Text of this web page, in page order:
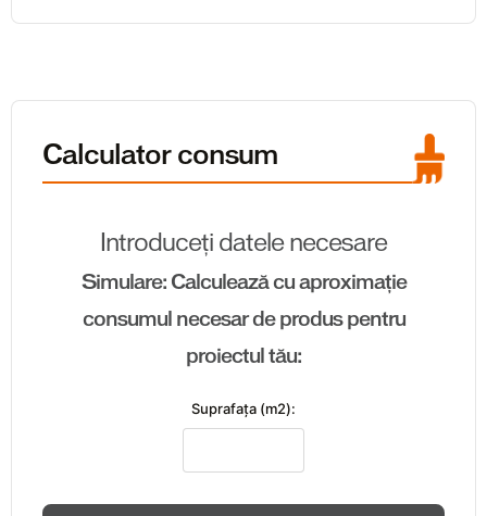
Calculator consum
Introduceți datele necesare
Simulare: Calculează cu aproximație
consumul necesar de produs pentru
proiectul tău:
Suprafaţa (m2):